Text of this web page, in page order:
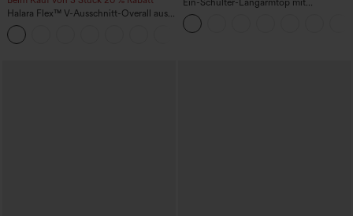
Halara Flex™ V-Ausschnitt-Overall aus
gewaschenem Denim mit Taschen –
lässig
Ein-Schulter-Langarmtop mit
Daumenloch, geschwungener Saum
(High-Low), schnell trocknend – Yoga-
Sporttop mit integriertem BH